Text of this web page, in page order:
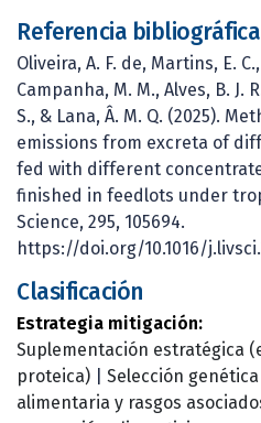
Referencia bibliográfica
Oliveira, A. F. de, Martins, E.
Campanha, M. M., Alves, B. J.
S., & Lana, Â. M. Q. (2025).
emissions from excreta of
fed with different
finished in feedlots under
Science, 295, 105694.
https://doi.org/10.1016/
Clasificación
Estrategia mitigación:
Suplementación estratégica
proteica)
Selección
alimentaria y rasgos